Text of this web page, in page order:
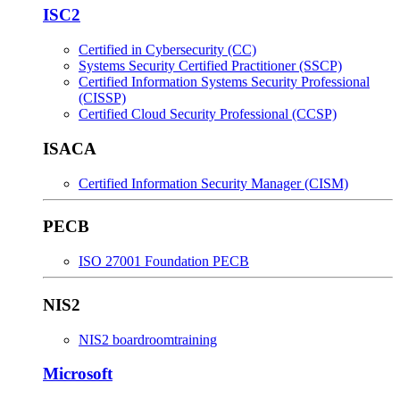
ISC2
Certified in Cybersecurity (CC)
Systems Security Certified Practitioner (SSCP)
Certified Information Systems Security Professional
(CISSP)
Certified Cloud Security Professional (CCSP)
ISACA
Certified Information Security Manager (CISM)
PECB
ISO 27001 Foundation PECB
NIS2
NIS2 boardroomtraining
Microsoft